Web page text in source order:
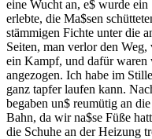
eine Wucht an, e$ wurde
erlebte, die Ma$sen
stämmigen Fichte unter die
Seiten, man verlor den
ein Kampf, und dafür
angezogen. Ich habe im
ganz tapfer laufen kann.
begaben un$ reumütig an
Bahn, da wir na$se Füße
die Schuhe an der Heizung